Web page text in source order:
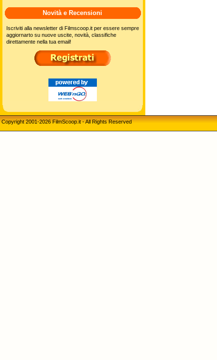
Novità e Recensioni
Iscriviti alla newsletter di Filmscoop.it per essere sempre
aggiornarto su nuove uscite, novità, classifiche
direttamente nella tua email!
Copyright 2001-2026 FilmScoop.it - All Rights Reserved